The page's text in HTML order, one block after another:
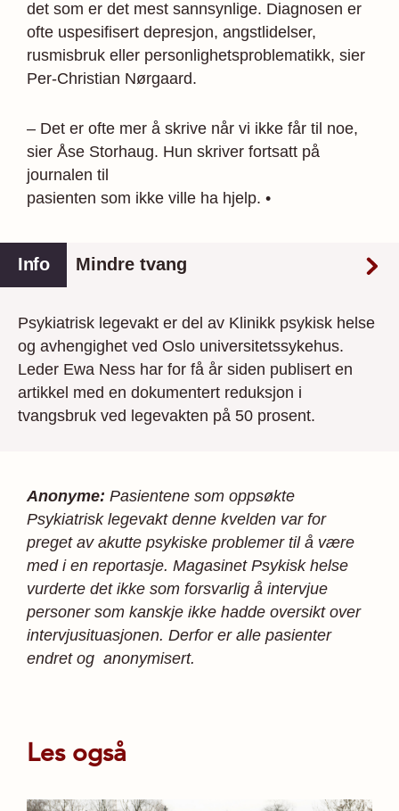
det som er det mest sannsynlige. Diagnosen er
ofte uspesifisert depresjon, angstlidelser,
rusmisbruk eller personlighetsproblematikk, sier
Per-Christian Nørgaard.
– Det er ofte mer å skrive når vi ikke får til noe,
sier Åse Storhaug. Hun skriver fortsatt på
journalen til
pasienten som ikke ville ha hjelp. •
Info Mindre tvang
Psykiatrisk legevakt er del av Klinikk psykisk helse
og avhengighet ved Oslo universitetssykehus.
Leder Ewa Ness har for få år siden publisert en
artikkel med en dokumentert reduksjon i
tvangsbruk ved lege­vakten på 50 prosent.
Anonyme: Pasientene som oppsøkte
Psykiatrisk legevakt denne kvelden var for
preget av akutte psykiske problemer til å være
med i en reportasje. Magasinet Psykisk helse
vurderte det ikke som forsvarlig å intervjue
personer som kanskje ikke hadde oversikt over
intervjusituasjonen. Derfor er alle pasienter
endret og anonymisert.
Les også